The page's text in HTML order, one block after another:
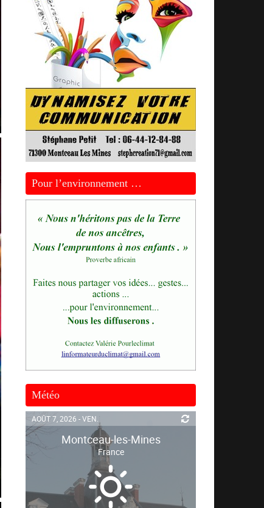
Pour l’environnement …
Météo
AOÛT 7, 2026 - VEN.
Montceau-les-Mines
France